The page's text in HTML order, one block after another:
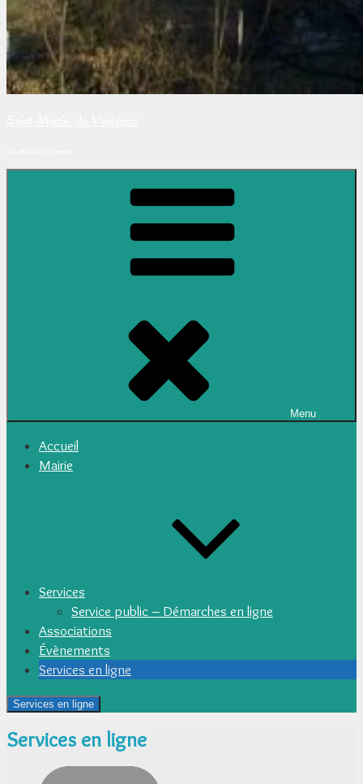
Menu
Accueil
Mairie
Services
Service public – Démarches en ligne
Associations
Évènements
Services en ligne
Services en ligne
Services en ligne